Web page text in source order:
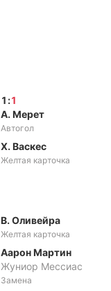
1 :1
А. Мерет
Автогол
Х. Васкес
Желтая карточка
В. Оливейра
Желтая карточка
Аарон Мартин
Жуниор Мессиас
Замена